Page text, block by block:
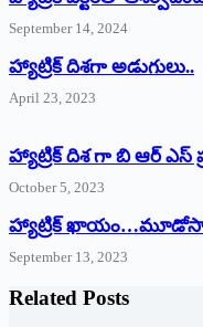
September 14, 2024
‌హ్యాట్రిక్‌ ‌దిశగా అడుగులు..
April 23, 2023
హ్యాట్రిక్ దిశ గా బి ఆర్ ఎస్
October 5, 2023
హ్యాట్రిక్‌
September 13, 2023
Related Posts